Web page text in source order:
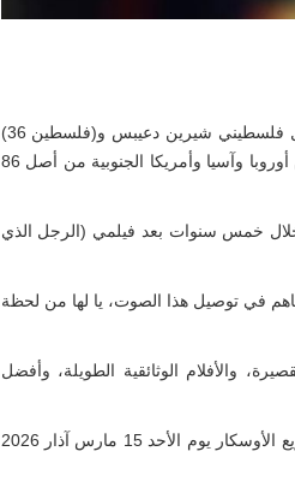
واختيرت أفلام (صوت هند رجب) للمخرجة التونسية كوثر بن هنية و(اللي باقي منك) للمخرجة الأمريكية الأردنية من أصل فلسطيني شيرين دعيبس و(فلسطين 36)
للمخرجة الفلسطينية آن ماري جاسر و(كعكة الرئيس) للمخرج العراقي حسن هادي ضمن قائمة أولية تشمل 15 فيلما من أوروبا وآسيا وأمريكا الجنوبية من أصل 86
خلال خمس سنوات بعد فيلمي (الرجل الذي
في توصيل هذا الصوت، يا لها من لحظة
والأفلام الوثائقية الطويلة، وأفضل
ومن المنتظر إعلان القائمة القصيرة للأفلام المتنافسة على الجوائز في 22 يناير كانون الثاني على أن يقام حفل إعلان وتوزيع الأوسكار يوم الأحد 15 مارس آذار 2026